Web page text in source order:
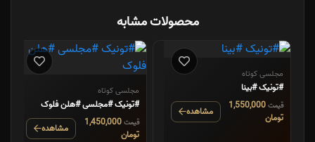
محصولات مشابه
مجلسی کوتاه
#تونیک #بینا
قیمت1,550,000
تومان
مشاهده
مجلسی کوتاه
#تونیک #مجلسی #هلن فلوک
قیمت 1,450,000
تومان
مشاهده